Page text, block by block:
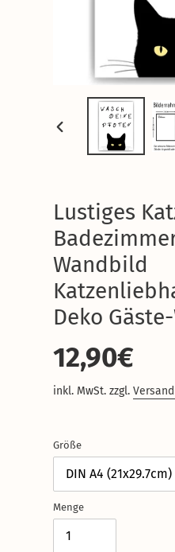
VORHERIGER
SCHIEBER
Lustiges
Wandbild
Deko
Normaler
Preis
12,90€
inkl. MwSt. zzgl.
Größe
Menge